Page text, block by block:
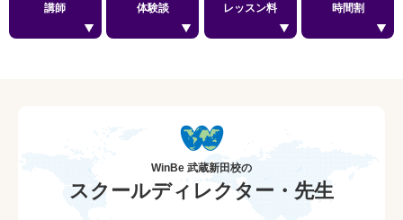
講師 体験談 レッスン料 時間割
WinBe 武蔵新田校の
スクールディレクター・先生